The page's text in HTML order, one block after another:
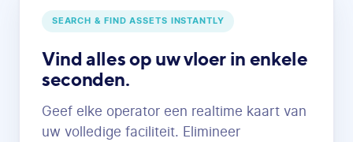
SEARCH & FIND ASSETS INSTANTLY
Vind alles op uw vloer in enkele
seconden.
Geef elke operator een realtime kaart van
uw volledige faciliteit. Elimineer